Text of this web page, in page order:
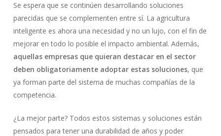
Se espera que se continúen desarrollando soluciones
parecidas que se complementen entre sí. La agricultura
inteligente es ahora una necesidad y no un lujo, con el fin de
mejorar en todo lo posible el impacto ambiental. Además,
aquellas empresas que quieran destacar en el sector
deben obligatoriamente adoptar estas soluciones, que
ya forman parte del sistema de muchas compañías de la
competencia.
¿La mejor parte? Todos estos sistemas y soluciones están
pensados para tener una durabilidad de años y poder